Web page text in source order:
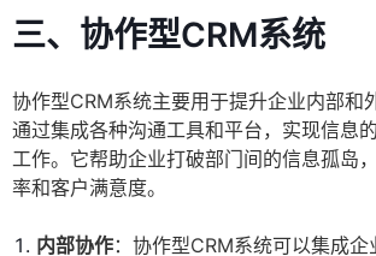
三、协作型CRM系统
协作型CRM系统主要用于提升企业内部和
通过集成各种沟通工具和平台，实现信息
工作。它帮助企业打破部门间的信息孤岛
率和客户满意度。
内部协作：协作型CRM系统可以集成